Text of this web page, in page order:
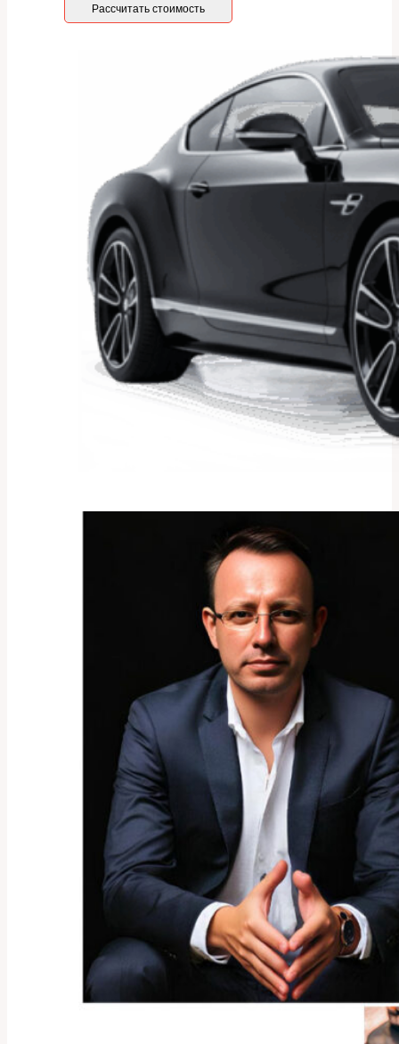
Рассчитать стоимость